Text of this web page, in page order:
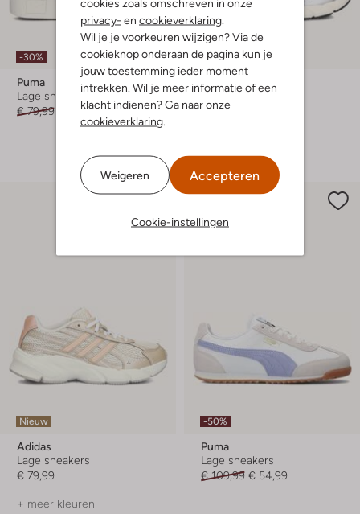
cookies zoals omschreven in onze
privacy- en cookieverklaring.
Wil je je voorkeuren wijzigen? Via de
cookieknop onderaan de pagina kun je
jouw toestemming ieder moment
intrekken. Wil je meer informatie of een
klacht indienen? Ga naar onze
cookieverklaring.
Weigeren Accepteren
Cookie-instellingen
-30%
Puma
Lage sneakers
€ 79,99
€ 55,99
Nieuw
Adidas
Lage sneakers
€ 79,99
Nieuw
Adidas
Lage sneakers
€ 79,99
+ meer kleuren
-50%
Puma
Lage sneakers
€ 109,99 € 54,99